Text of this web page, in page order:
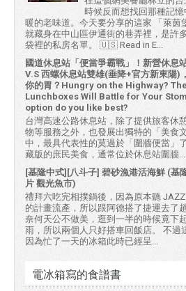
時候反而想找回那種記
暖的老味道。今天要分享的這家 「萊茵
就藏身在中山區伊通街的巷弄裡，是許
袋裡的私房名單。 🇺🇸 Read in E...
國道休息站「便當爭霸戰」！新營休息
V.S 西螺休息站雙雄(垂降+官方新東陽)
你的胃？Hungry on the Highway?
Lunchboxes Will Battle for Your
option do you like best?
台灣高速公路休息站，除了提供旅客休
物等服務之外，也發展出獨特的「美食
中，最具代表性的莫過於「圍牆便當」
藏版的庶民美食，通常位於休息站圍牆...
[基隆中式][八斗子] 碧砂漁港活海鮮 (基
片 觀光魚市)
禮拜六吃完相撲鍋後，因為原本聽 JAZZ
的計畫流產，所以跟阿德搭了捷運去了
奈何天公不做美，逛到一半的時候竟下
雨，所以兩個人只好搭車回飯店。 不過
因為忙了一天的冰箱此時已經呈...
電冰箱寫的食譜書